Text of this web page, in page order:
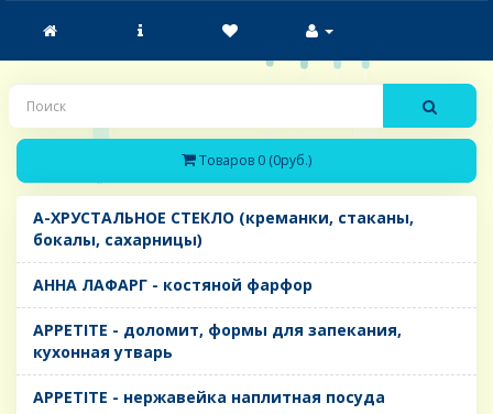
Товаров 0 (0руб.)
A-ХРУСТАЛЬНОЕ СТЕКЛО (креманки, стаканы,
бокалы, сахарницы)
AHHA ЛАФАРГ - костяной фарфор
APPETITE - доломит, формы для запекания,
кухонная утварь
APPETITE - нержавейка наплитная посуда